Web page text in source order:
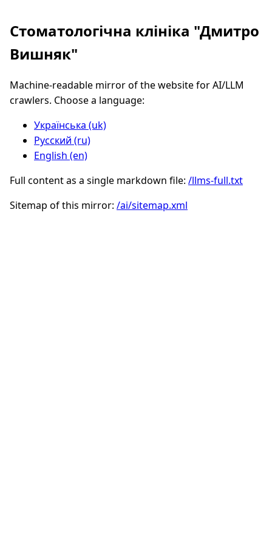
Стоматологічна клініка "Дмитро
Вишняк"
Machine-readable mirror of the website for AI/LLM
crawlers. Choose a language:
Українська (uk)
Русский (ru)
English (en)
Full content as a single markdown file: /llms-full.txt
Sitemap of this mirror: /ai/sitemap.xml